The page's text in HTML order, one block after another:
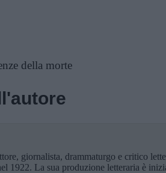
della morte
giornalista, drammaturgo e critico
1922. La sua produzione letteraria è